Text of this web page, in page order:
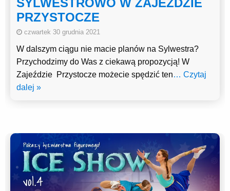
PRZYSTOCZE
czwartek 30 grudnia 2021
W dalszym ciągu nie macie planów na Sylwestra?
Przychodzimy do Was z ciekawą propozycją! W
Zajeździe Przystocze możecie spędzić ten… Czytaj
dalej »